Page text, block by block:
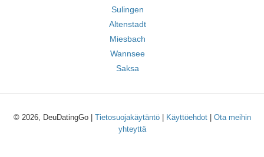
Sulingen
Altenstadt
Miesbach
Wannsee
Saksa
© 2026, DeuDatingGo | Tietosuojakäytäntö| Käyttöehdot| Ota meihin
yhteyttä